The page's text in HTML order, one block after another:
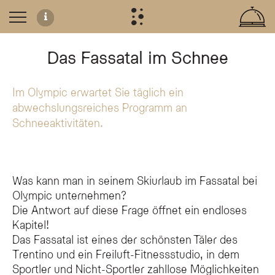
Das Fassatal im Schnee
Wintererlebnisse im Fassatal
Das Olympic SPA Hotel ist der ideale Ausgangspunkt für Ihren
Privates Ski-Depot
Skibus-Anbindung direkt am Hotel
Professionelle Skikurse für alle Niveaus
Entspannung nach dem Skifahren
Nach einem Tag auf der Piste können Sie sich in unserem SPA
Im Olympic erwartet Sie täglich ein
abwechslungsreiches Programm an
Schneeaktivitäten.
Was kann man in seinem Skiurlaub im Fassatal bei
Olympic unternehmen?
Die Antwort auf diese Frage öffnet ein endloses
Kapitel!
Das Fassatal ist eines der schönsten Täler des
Trentino und ein Freiluft-Fitnessstudio, in dem
Sportler und Nicht-Sportler zahllose Möglichkeiten